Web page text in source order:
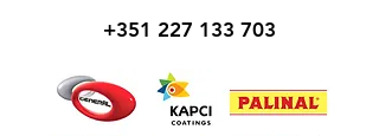
+351 227 133 703